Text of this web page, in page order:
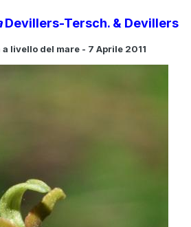
Devillers-Tersch. & Devillers
livello del mare - 7 Aprile 2011